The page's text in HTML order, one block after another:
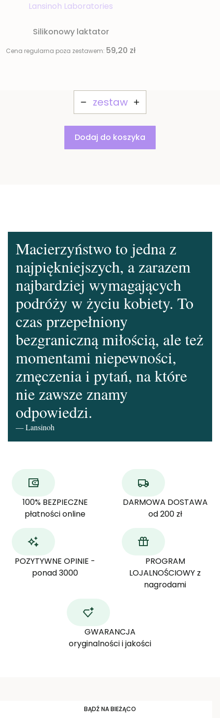
Lansinoh Laboratories
Silikonowy laktator
Cena regularna poza zestawem: 59,20 zł
zestaw
Dodaj do koszyka
Macierzyństwo to jedna z
najpiękniejszych, a zarazem
najbardziej wymagających
podróży w życiu kobiety. To
czas przepełniony
bezgraniczną miłością, ale też
momentami niepewności,
zmęczenia i pytań, na które
nie zawsze znamy
odpowiedzi.
— Lansinoh
100% BEZPIECZNE
płatności online
DARMOWA DOSTAWA
od 200 zł
POZYTYWNE OPINIE -
ponad 3000
PROGRAM
LOJALNOŚCIOWY z
nagrodami
GWARANCJA
oryginalności i jakości
BĄDŹ NA BIEŻĄCO